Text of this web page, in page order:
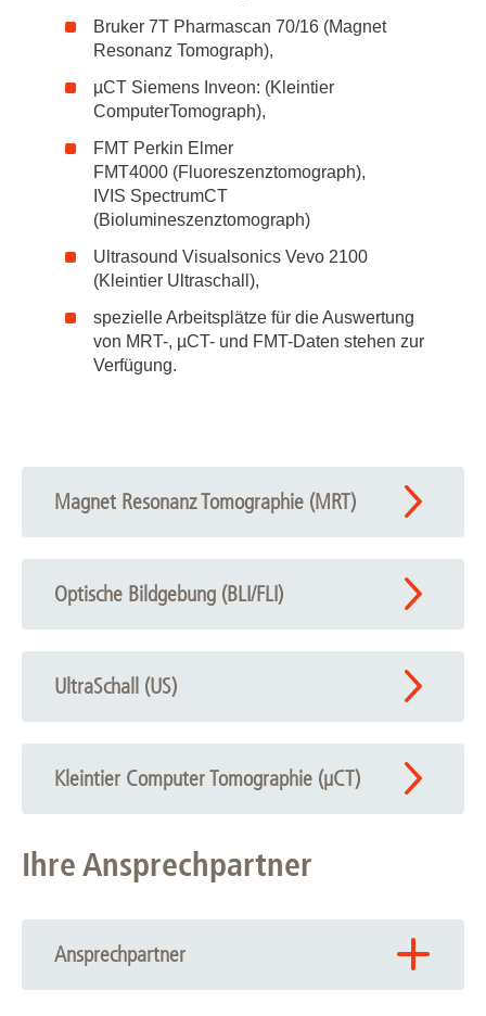
Bruker 7T Pharmascan 70/16 (Magnet
Resonanz Tomograph),
µCT Siemens Inveon: (Kleintier
ComputerTomograph),
FMT Perkin Elmer
FMT4000 (Fluoreszenztomograph),
IVIS SpectrumCT
(Biolumineszenztomograph)
Ultrasound Visualsonics Vevo 2100
(Kleintier Ultraschall),
spezielle Arbeitsplätze für die Auswertung
von MRT-, µCT- und FMT-Daten stehen zur
Verfügung.
Magnet Resonanz Tomographie (MRT)
Optische Bildgebung (BLI/FLI)
UltraSchall (US)
Kleintier Computer Tomographie (µCT)
Ihre Ansprechpartner
Ansprechpartner